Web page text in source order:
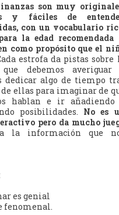
son muy
y fáciles de
con un vocabulario
la edad recomendada
como propósito que el
estrofa da pistas sobre
debemos averiguar
dedicar algo de tiempo
de ellas para imaginar de
hablan e ir añadiendo
posibilidades. No es
pero da mucho
la información que
es genial
fenomenal.